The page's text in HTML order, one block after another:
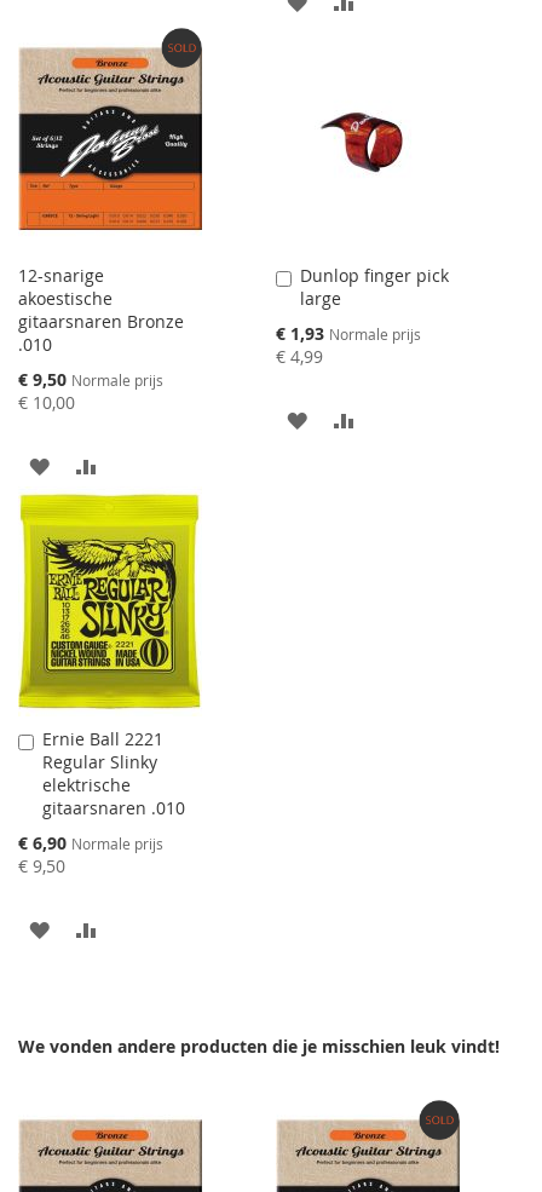
TOEVOEGEN
OM
TE
VERGELIJKEN
TE
VERGELIJKEN
12-snarige
akoestische
gitaarsnaren Bronze
.010
Speciale
prijs
€ 9,50 Normale prijs
€ 10,00
AAN
VERLANGLIJST
TOEVOEGEN
TOE
OM
TE
VERGELIJKEN
Dunlop finger pick
large
Speciale
prijs
€ 1,93 Normale prijs
€ 4,99
Aan
winkelwagen
toevoegen
AAN
Ernie Ball 2221
Regular Slinky
elektrische
gitaarsnaren .010
Speciale
prijs
€ 6,90 Normale prijs
€ 9,50
Aan
winkelwagen
toevoegen
AAN
TE
We vonden andere producten die je misschien leuk vindt!